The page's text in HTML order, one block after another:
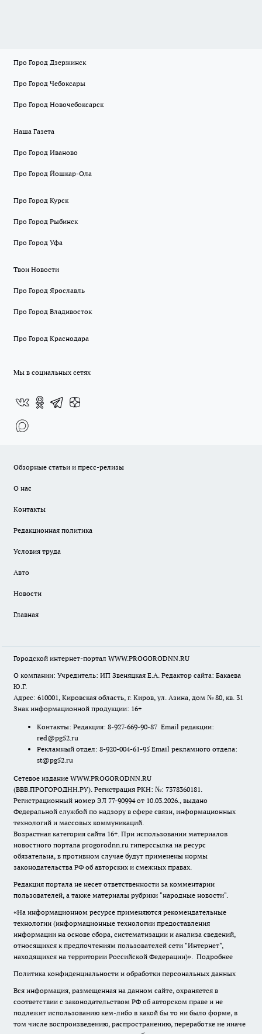
Про Город Дзержинск
Про Город Чебоксары
Про Город Новочебоксарск
Наша Газета
Про Город Иваново
Про Город Йошкар-Ола
Про Город Курск
Про Город Рыбинск
Про Город Уфа
Твои Новости
Про Город Ярославль
Про Город Владивосток
Про Город Краснодара
Мы в социальных сетях
Обзорные статьи и пресс-релизы
О нас
Контакты
Редакционная политика
Условия труда
Авто
Новости
Главная
Городской интернет-портал WWW.PROGORODNN.RU
О компании: Учредитель: ИП Звеняцкая Е.А. Редактор сайта: Бакаева
Ю.Г.
Адрес: 610001, Кировская область, г. Киров, ул. Азина, дом № 80, кв. 31
Знак информационной продукции: 16+
Контакты: Редакция: 8-927-669-90-87 Email редакции:
red@pg52.ru
Рекламный отдел: 8-920-004-61-95 Email рекламного отдела:
st@pg52.ru
Сетевое издание WWW.PROGORODNN.RU
(ВВВ.ПРОГОРОДНН.РУ). Регистрация РКН: №: 7378360181.
Регистрационный номер ЭЛ 77-90994 от 10.03.2026., выдано
Федеральной службой по надзору в сфере связи, информационных
технологий и массовых коммуникаций.
Возрастная категория сайта 16+. При использовании материалов
новостного портала progorodnn.ru гиперссылка на ресурс
обязательна, в противном случае будут применены нормы
законодательства РФ об авторских и смежных правах.
Редакция портала не несет ответственности за комментарии
пользователей, а также материалы рубрики "народные новости".
«На информационном ресурсе применяются рекомендательные
технологии (информационные технологии предоставления
информации на основе сбора, систематизации и анализа сведений,
относящихся к предпочтениям пользователей сети "Интернет",
находящихся на территории Российской Федерации)». Подробнее
Политика конфиденциальности и обработки персональных данных
Вся информация, размещенная на данном сайте, охраняется в
соответствии с законодательством РФ об авторском праве и не
подлежит использованию кем-либо в какой бы то ни было форме, в
том числе воспроизведению, распространению, переработке не иначе